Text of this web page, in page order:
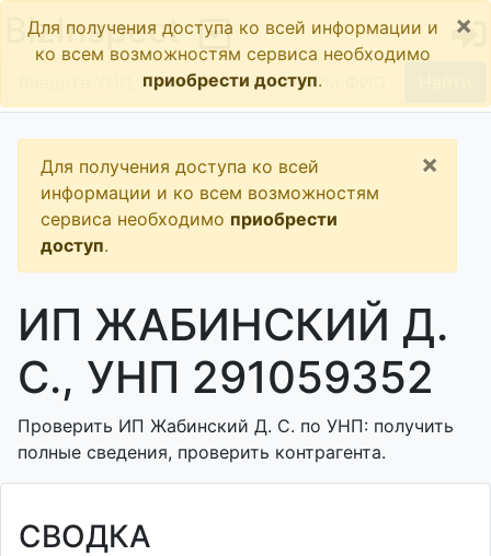
BizInspect
Для получения доступа ко всей информации и
ко всем возможностям сервиса необходимо
приобрести доступ.
×
Для получения доступа ко всей
информации и ко всем возможностям
сервиса необходимо приобрести
доступ.
×
ИП ЖАБИНСКИЙ Д.
С., УНП 291059352
Проверить ИП Жабинский Д. С. по УНП: получить
полные сведения, проверить контрагента.
СВОДКА